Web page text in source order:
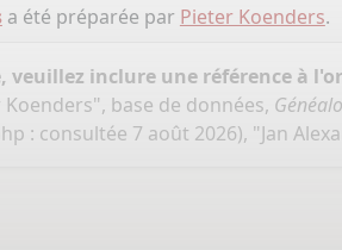
a été préparée par Pieter Koenders.
veuillez inclure une référence à
base de données,
: consultée 7 août 2026), "Jan